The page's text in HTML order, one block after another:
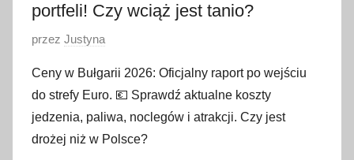
portfeli! Czy wciąż jest tanio?
O
u
b
l
i
przez Justyna
Ceny w Bułgarii 2026: Oficjalny raport po wejściu
do strefy Euro. 💶 Sprawdź aktualne koszty
jedzenia, paliwa, noclegów i atrakcji. Czy jest
drożej niż w Polsce?